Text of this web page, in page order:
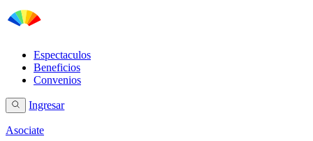
Espectaculos
Beneficios
Convenios
Ingresar
Asociate